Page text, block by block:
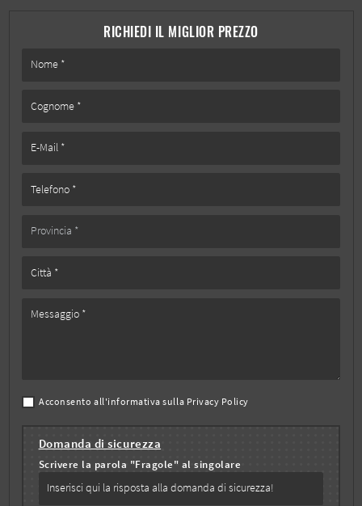
RICHIEDI IL MIGLIOR PREZZO
Acconsento all'informativa sulla Privacy Policy
Domanda di sicurezza
Scrivere la parola "Fragole" al singolare